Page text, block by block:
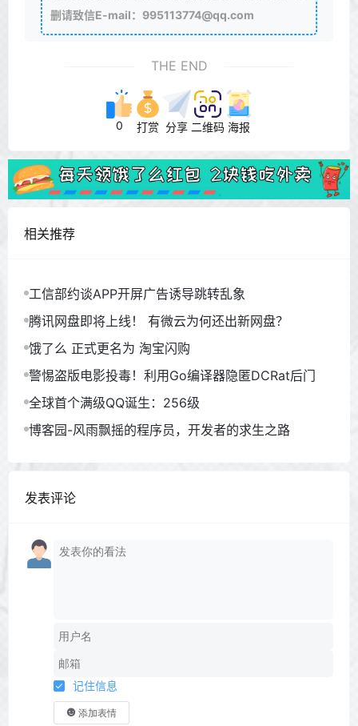
删请致信E-mail：995113774@qq.com
THE END
0 打赏 分享 二维码 海报
相关推荐
工信部约谈APP开屏广告诱导跳转乱象
腾讯网盘即将上线！ 有微云为何还出新网盘？
饿了么 正式更名为 淘宝闪购
警惕盗版电影投毒！利用Go编译器隐匿DCRat后门
全球首个满级QQ诞生：256级
博客园-风雨飘摇的程序员，开发者的求生之路
发表评论
记住信息
添加表情